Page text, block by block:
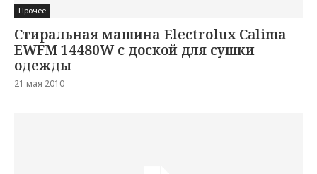
Прочее
Стиральная машина Electrolux Calima
EWFM 14480W с доской для сушки
одежды
21 мая 2010